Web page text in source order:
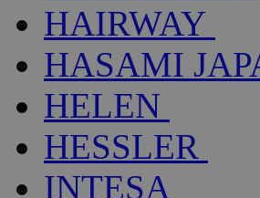
HAIRWAY
HASAMI
HELEN
HESSLER
INTESA